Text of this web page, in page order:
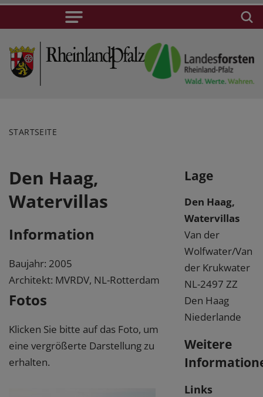
STARTSEITE
Den Haag,
Watervillas
Information
Baujahr: 2005
Architekt: MVRDV, NL-Rotterdam
Fotos
Klicken Sie bitte auf das Foto, um
eine vergrößerte Darstellung zu
erhalten.
Lage
Den Haag,
Watervillas
Van der
Wolfwater/Van
der Krukwater
NL-2497 ZZ
Den Haag
Niederlande
Weitere
Links